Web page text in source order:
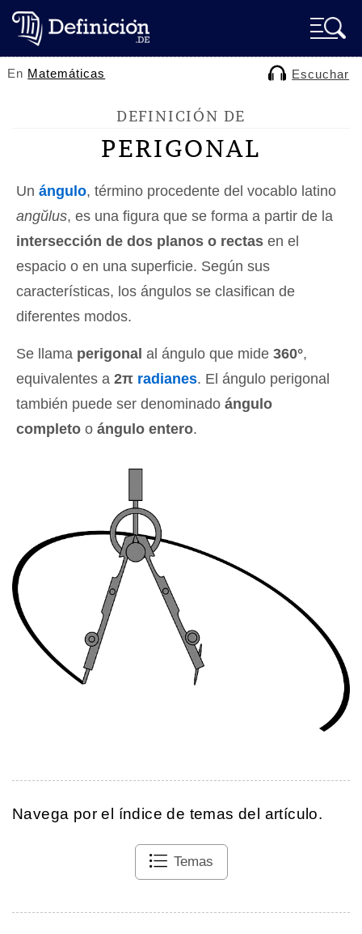
En Matemáticas Escuchar
DEFINICIÓN DE
PERIGONAL
Un ángulo, término procedente del vocablo latino
angŭlus, es una figura que se forma a partir de la
intersección de dos planos o rectas en el
espacio o en una superficie. Según sus
características, los ángulos se clasifican de
diferentes modos.
Se llama perigonal al ángulo que mide 360°,
equivalentes a 2π radianes. El ángulo perigonal
también puede ser denominado ángulo
completo o ángulo entero.
Navega por el índice de temas del artículo.
Temas